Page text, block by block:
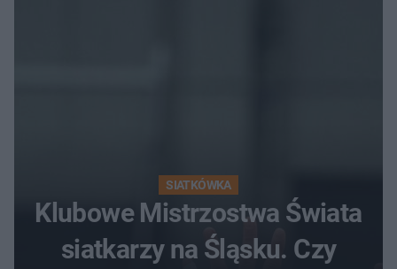
SIATKÓWKA
Klubowe Mistrzostwa Świata
siatkarzy na Śląsku. Czy